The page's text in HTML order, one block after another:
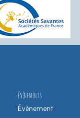
ÉVÉNEMENTS
Évènement